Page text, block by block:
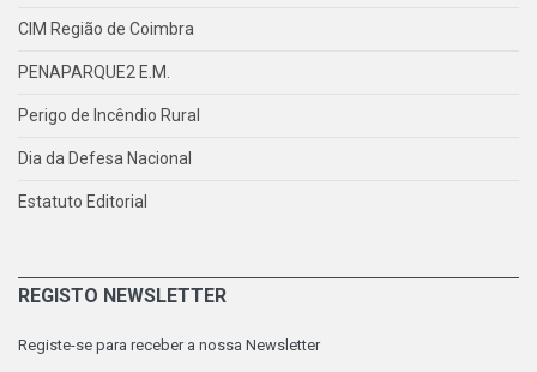
CIM Região de Coimbra
PENAPARQUE2 E.M.
Perigo de Incêndio Rural
Dia da Defesa Nacional
Estatuto Editorial
REGISTO NEWSLETTER
Registe-se para receber a nossa Newsletter